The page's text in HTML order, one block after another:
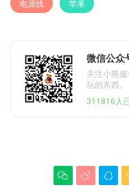
电源线 苹果
微信公众
关注小熊
玩的东西。
311816人
  